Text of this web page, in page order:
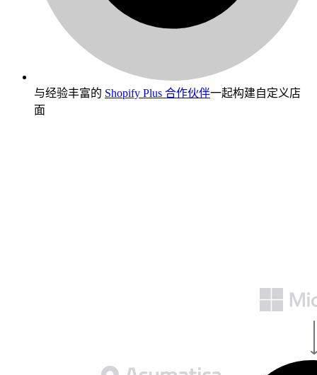
与经验丰富的 Shopify Plus 合作伙伴一起构建自定义店
面